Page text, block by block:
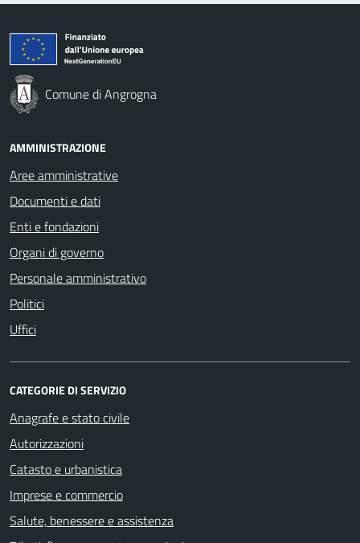
Comune di Angrogna
AMMINISTRAZIONE
Aree amministrative
Documenti e dati
Enti e fondazioni
Organi di governo
Personale amministrativo
Politici
Uffici
CATEGORIE DI SERVIZIO
Anagrafe e stato civile
Autorizzazioni
Catasto e urbanistica
Imprese e commercio
Salute, benessere e assistenza